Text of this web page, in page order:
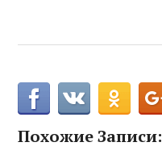
Похожие Записи: